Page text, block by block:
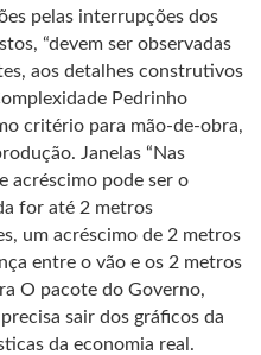
pelas interrupções dos
“devem ser observadas
aos detalhes construtivos
Pedrinho
critério para mão-de-obra,
Janelas “Nas
acréscimo pode ser o
for até 2 metros
um acréscimo de 2 metros
entre o vão e os 2 metros
O pacote do Governo,
sair dos gráficos da
da economia real.